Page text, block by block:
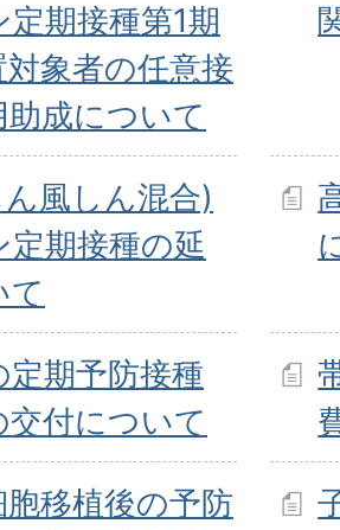
定期接種第1期
象者の任意接
成について
風しん混合)
定期接種の延
て
期予防接種
交付について
移植後の予防